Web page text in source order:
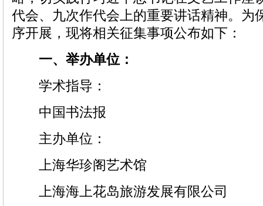
代会、九次作代会上的重要讲话精神。为
序开展，现将相关征集事项公布如下：
一、举办单位 ：
学术指导：
中国书法报
主办单位：
上海华珍阁艺术馆
上海海上花岛旅游发展有限公司